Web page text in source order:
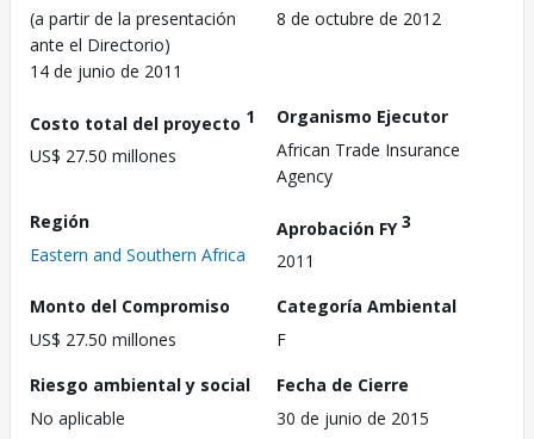
(a partir de la presentación
ante el Directorio)
14 de junio de 2011
8 de octubre de 2012
Costo total del proyecto 1
US$ 27.50 millones
Organismo Ejecutor
African Trade Insurance
Agency
Región
Eastern and Southern Africa
Aprobación FY3
2011
Monto del Compromiso
US$ 27.50 millones
Categoría Ambiental
F
Riesgo ambiental y social
No aplicable
Fecha de Cierre
30 de junio de 2015